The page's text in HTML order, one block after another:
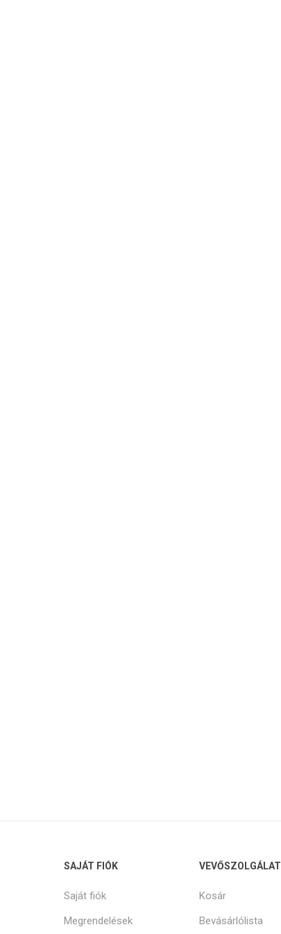
SAJÁT FIÓK
Saját fiók
Megrendelések
VEVŐSZOLGÁLAT
Kosár
Bevásárlólista